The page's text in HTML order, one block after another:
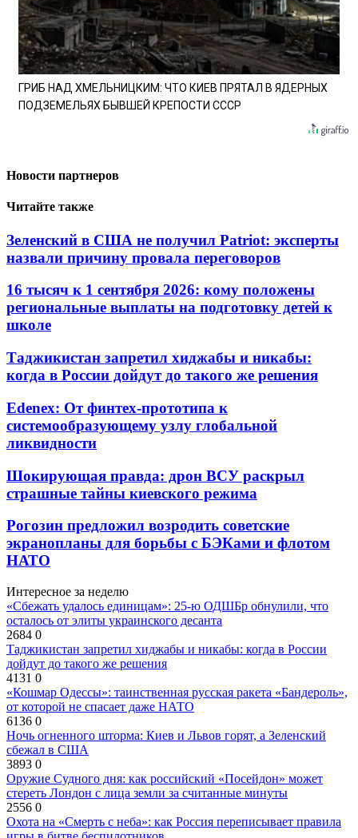
ГРИБ НАД ХМЕЛЬНИЦКИМ: ЧТО КИЕВ ПРЯТАЛ В ЯДЕРНЫХ
ПОДЗЕМЕЛЬЯХ БЫВШЕЙ КРЕПОСТИ СССР
Новости партнеров
Читайте также
Зеленский в США не получил Patriot: эксперты
назвали причину провала переговоров
16 тысяч к 1 сентября 2026: кому положены
региональные выплаты на подготовку детей к
школе
Таджикистан запретил хиджабы и никабы:
когда в России дойдут до такого же решения
Edenex: От финтех-прототипа к
системообразующему узлу глобальной
ликвидности
Шокирующая правда: дрон ВСУ раскрыл
страшные тайны киевского режима
Рогозин предложил возродить советские
экранопланы для борьбы с БЭКами и флотом
НАТО
Интересное за неделю
«Сбежать удалось единицам»: 25-ю ОДШБр обнулили, что
осталось от элиты украинского десанта
2684 0
Таджикистан запретил хиджабы и никабы: когда в России
дойдут до такого же решения
4131 0
«Кошмар Одессы»: таинственная русская ракета «Бандероль»,
от которой не спасает даже НАТО
6136 0
Ночь огненного шторма: Киев и Львов горят, а Зеленский
сбежал в США
3893 0
Оружие Судного дня: как российский «Посейдон» может
стереть Лондон с лица земли за считанные минуты
2556 0
Охота на «Смерть с неба»: как Россия переписывает правила